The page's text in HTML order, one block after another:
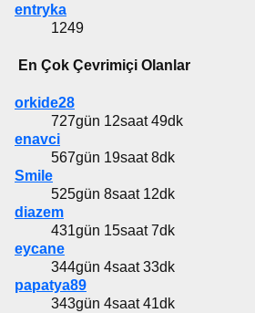
entryka
1249
En Çok Çevrimiçi Olanlar
orkide28
727gün 12saat 49dk
enavci
567gün 19saat 8dk
Smile
525gün 8saat 12dk
diazem
431gün 15saat 7dk
eycane
344gün 4saat 33dk
papatya89
343gün 4saat 41dk